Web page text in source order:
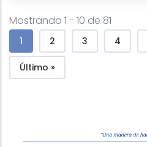
Mostrando 1 - 10 de 81
Pagination
Current page
1 Page
2 Page
3 Page
4
Last page
Último »